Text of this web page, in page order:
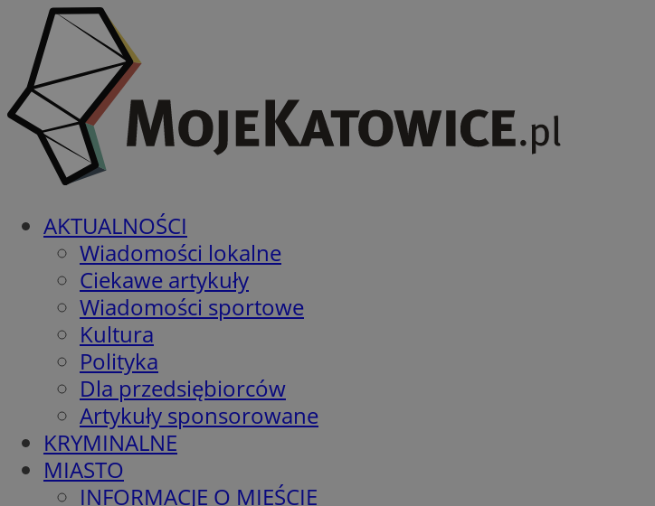
AKTUALNOŚCI
Wiadomości lokalne
Ciekawe artykuły
Wiadomości sportowe
Kultura
Polityka
Dla przedsiębiorców
Artykuły sponsorowane
KRYMINALNE
MIASTO
INFORMACJE O MIEŚCIE